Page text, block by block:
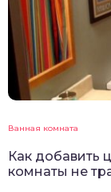
Ванная комната
Как добавить
комнаты не